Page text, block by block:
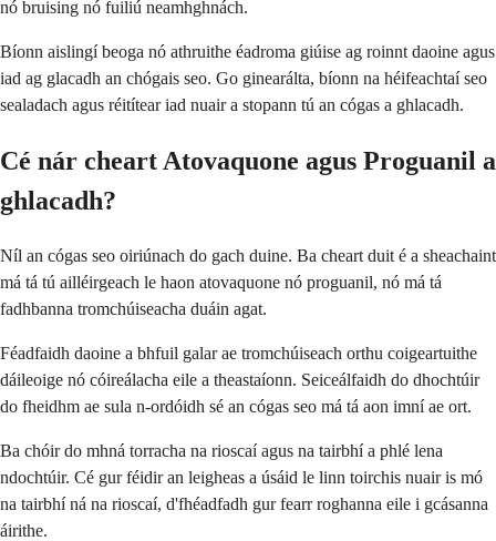
nó bruising nó fuiliú neamhghnách.
Bíonn aislingí beoga nó athruithe éadroma giúise ag roinnt daoine agus
iad ag glacadh an chógais seo. Go ginearálta, bíonn na héifeachtaí seo
sealadach agus réitítear iad nuair a stopann tú an cógas a ghlacadh.
Cé nár cheart Atovaquone agus Proguanil a
ghlacadh?
Níl an cógas seo oiriúnach do gach duine. Ba cheart duit é a sheachaint
má tá tú ailléirgeach le haon atovaquone nó proguanil, nó má tá
fadhbanna tromchúiseacha duáin agat.
Féadfaidh daoine a bhfuil galar ae tromchúiseach orthu coigeartuithe
dáileoige nó cóireálacha eile a theastaíonn. Seiceálfaidh do dhochtúir
do fheidhm ae sula n-ordóidh sé an cógas seo má tá aon imní ae ort.
Ba chóir do mhná torracha na rioscaí agus na tairbhí a phlé lena
ndochtúir. Cé gur féidir an leigheas a úsáid le linn toirchis nuair is mó
na tairbhí ná na rioscaí, d'fhéadfadh gur fearr roghanna eile i gcásanna
áirithe.